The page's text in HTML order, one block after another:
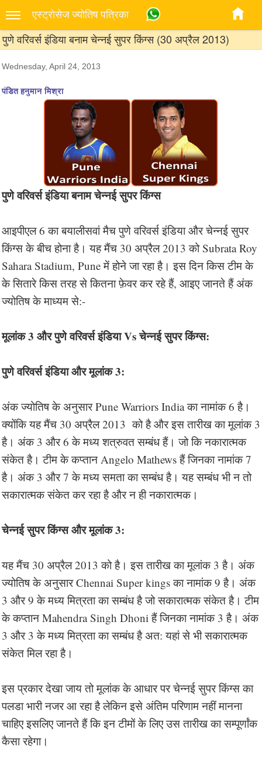
एस्‍ट्रोसेज ज्‍योतिष पत्रिका
पुणे वरिवर्स इंडिया बनाम चेन्नई सुपर किंग्स (30 अप्रैल 2013)
Wednesday, April 24, 2013
पंडित हनुमान मिश्रा
पुणे वरिवर्स इंडिया बनाम चेन्नई सुपर किंग्स
आइपीएल 6 का बयालीसवां मैच पुणे वरिवर्स इंडिया और चेन्नई सुपर
किंग्स के बीच होना है। यह मैंच 30 अप्रैल 2013 को Subrata Roy
Sahara Stadium, Pune में होने जा रहा है। इस दिन किस टीम के
के सितारे किस तरह से कितना फ़ेवर कर रहे हैं, आइए जानते हैं अंक
ज्योतिष के माध्यम से:-
मूलांक 3 और पुणे वरिवर्स इंडिया Vs चेन्नई सुपर किंग्स:
पुणे वरिवर्स इंडिया और मूलांक 3:
अंक ज्योतिष के अनुसार Pune Warriors India का नामांक 6 है।
क्योंकि यह मैंच 30 अप्रैल 2013 को है और इस तारीख का मूलांक 3
है। अंक 3 और 6 के मध्य शत्रुवत सम्बंध हैं। जो कि नकारात्मक
संकेत है। टीम के कप्तान Angelo Mathews हैं जिनका नामांक 7
है। अंक 3 और 7 के मध्य समता का सम्बंध है। यह सम्बंध भी न तो
सकारात्मक संकेत कर रहा है और न ही नकारात्मक।
चेन्नई सुपर किंग्स और मूलांक 3:
यह मैंच 30 अप्रैल 2013 को है। इस तारीख का मूलांक 3 है। अंक
ज्योतिष के अनुसार Chennai Super kings का नामांक 9 है। अंक
3 और 9 के मध्य मित्रता का सम्बंध है जो सकारात्मक संकेत है। टीम
के कप्तान Mahendra Singh Dhoni हैं जिनका नामांक 3 है। अंक
3 और 3 के मध्य मित्रता का सम्बंध है अत: यहां से भी सकारात्मक
संकेत मिल रहा है।
इस प्रकार देखा जाय तो मूलांक के आधार पर चेन्नई सुपर किंग्स का
पलडा भारी नजर आ रहा है लेकिन इसे अंतिम परिणाम नहीं मानना
चाहिए इसलिए जानते हैं कि इन टीमों के लिए उस तारीख का सम्पूर्णांक
कैसा रहेगा।